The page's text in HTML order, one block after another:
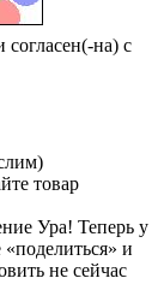
согласен(-на) с
товар
Ура! Теперь у
и
не сейчас